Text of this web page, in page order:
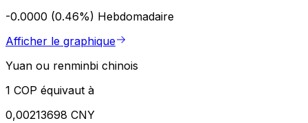
-0.0000 (0.46%) Hebdomadaire
Afficher le graphique
Yuan ou renminbi chinois
1 COP équivaut à
0,00213698 CNY